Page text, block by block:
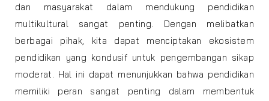
dan masyarakat dalam mendukung pendidikan
multikultural sangat penting. Dengan melibatkan
berbagai pihak, kita dapat menciptakan ekosistem
pendidikan yang kondusif untuk pengembangan sikap
moderat. Hal ini dapat menunjukkan bahwa pendidikan
memiliki peran sangat penting dalam membentuk